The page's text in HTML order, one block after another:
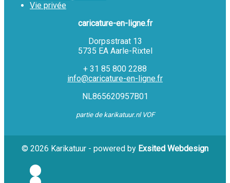
Vie privée
caricature-en-ligne.fr
Dorpsstraat 13
5735 EA Aarle-Rixtel
+ 31 85 800 2288
info@caricature-en-ligne.fr
NL865620957B01
partie de karikatuur.nl VOF
© 2026 Karikatuur - powered by Exsited Webdesign